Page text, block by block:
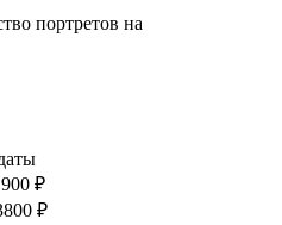
портретов на
₽
₽